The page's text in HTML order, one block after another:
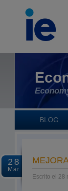
BLOG
28
Mar
Escrito el 28